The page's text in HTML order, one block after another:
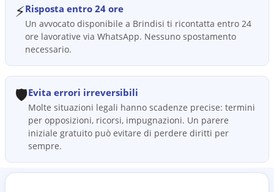
⚡Risposta entro 24 ore
Un avvocato disponibile a Brindisi ti ricontatta entro 24
ore lavorative via WhatsApp. Nessuno spostamento
necessario.
🛡️Evita errori irreversibili
Molte situazioni legali hanno scadenze precise: termini
per opposizioni, ricorsi, impugnazioni. Un parere
iniziale gratuito può evitare di perdere diritti per
sempre.